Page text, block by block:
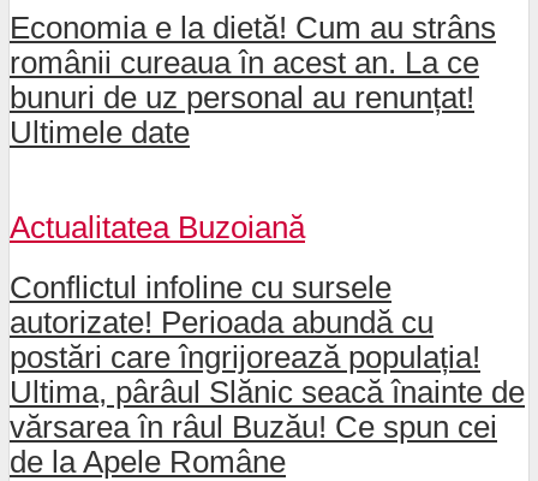
Economia e la dietă! Cum au strâns
românii cureaua în acest an. La ce
bunuri de uz personal au renunțat!
Ultimele date
Actualitatea Buzoiană
Conflictul infoline cu sursele
autorizate! Perioada abundă cu
postări care îngrijorează populația!
Ultima, pârâul Slănic seacă înainte de
vărsarea în râul Buzău! Ce spun cei
de la Apele Române